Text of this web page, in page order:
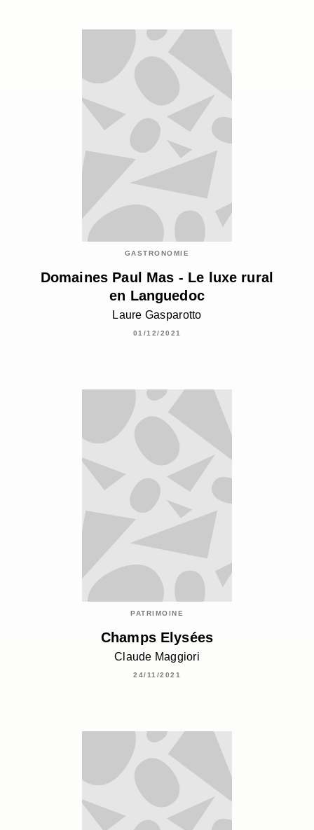
GASTRONOMIE
Domaines Paul Mas - Le luxe rural
en Languedoc
Laure Gasparotto
01/12/2021
PATRIMOINE
Champs Elysées
Claude Maggiori
24/11/2021